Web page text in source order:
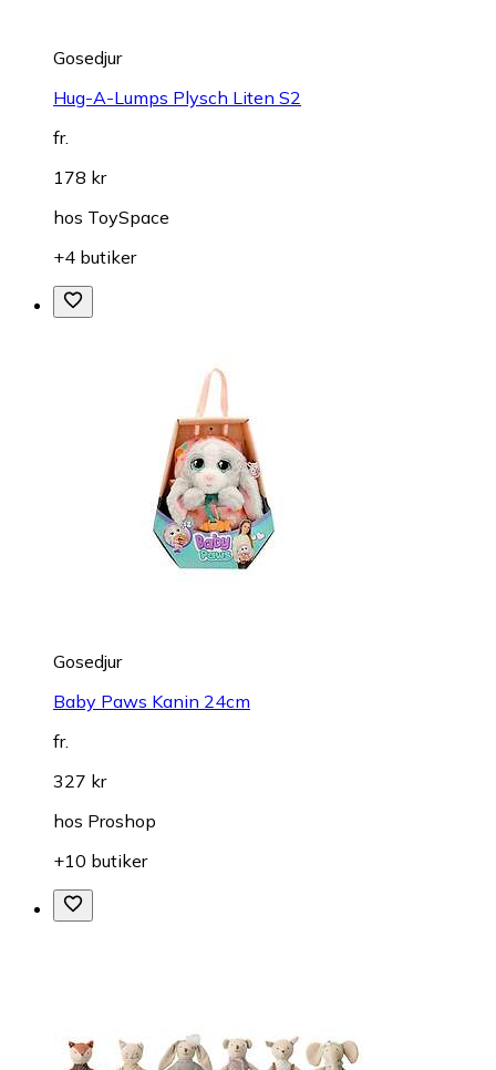
Gosedjur
Hug-A-Lumps Plysch Liten S2
fr.
178 kr
hos ToySpace
+4 butiker
Gosedjur
Baby Paws Kanin 24cm
fr.
327 kr
hos Proshop
+10 butiker